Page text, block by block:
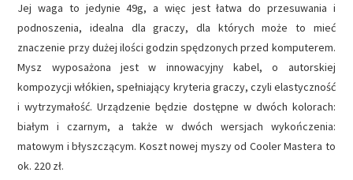
Jej waga to jedynie 49g, a więc jest łatwa do przesuwania i
podnoszenia, idealna dla graczy, dla których może to mieć
znaczenie przy dużej ilości godzin spędzonych przed komputerem.
Mysz wyposażona jest w innowacyjny kabel, o autorskiej
kompozycji włókien, spełniający kryteria graczy, czyli elastyczność
i wytrzymałość. Urządzenie będzie dostępne w dwóch kolorach:
białym i czarnym, a także w dwóch wersjach wykończenia:
matowym i błyszczącym. Koszt nowej myszy od Cooler Mastera to
ok. 220 zł.